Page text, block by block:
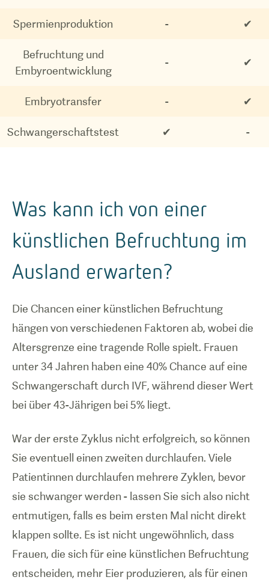
Spermienproduktion - ✔
Befruchtung und
Embyroentwicklung
- ✔
Embryotransfer - ✔
Schwangerschaftstest ✔ -
Was kann ich von einer
künstlichen Befruchtung im
Ausland erwarten?
Die Chancen einer künstlichen Befruchtung
hängen von verschiedenen Faktoren ab, wobei die
Altersgrenze eine tragende Rolle spielt. Frauen
unter 34 Jahren haben eine 40% Chance auf eine
Schwangerschaft durch IVF, während dieser Wert
bei über 43-Jährigen bei 5% liegt.
War der erste Zyklus nicht erfolgreich, so können
Sie eventuell einen zweiten durchlaufen. Viele
Patientinnen durchlaufen mehrere Zyklen, bevor
sie schwanger werden - lassen Sie sich also nicht
entmutigen, falls es beim ersten Mal nicht direkt
klappen sollte. Es ist nicht ungewöhnlich, dass
Frauen, die sich für eine künstlichen Befruchtung
entscheiden, mehr Eier produzieren, als für einen